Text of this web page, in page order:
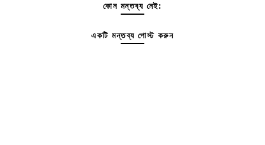
কোন মন্তব্য নেই:
একটি মন্তব্য পোস্ট করুন